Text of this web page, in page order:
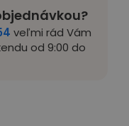
veľmi rád Vám
od 9:00 do